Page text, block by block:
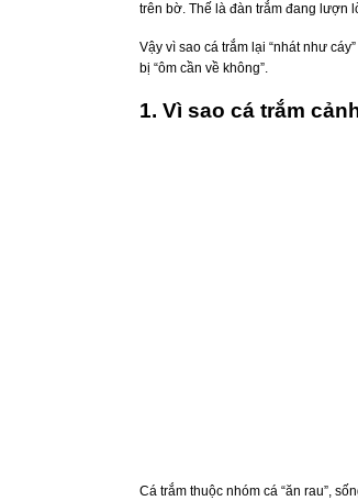
trên bờ. Thế là đàn trắm đang lượn
Vậy vì sao cá trắm lại “nhát như
bị “ôm cần về không”.
1. Vì sao cá trắm
Cá trắm thuộc nhóm cá “ăn rau”,